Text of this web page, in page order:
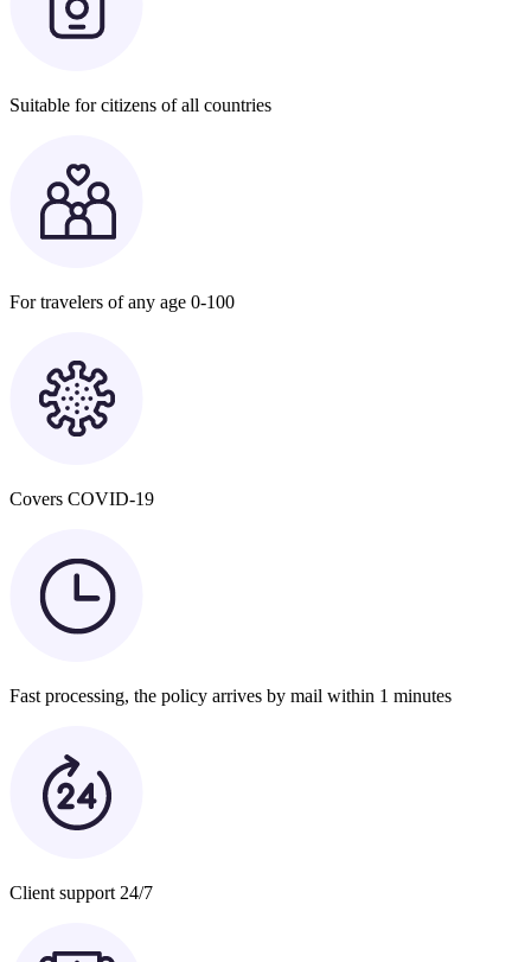
Suitable for citizens of all countries
For travelers of any age 0-100
Covers COVID-19
Fast processing, the policy arrives by mail within 1 minutes
Client support 24/7